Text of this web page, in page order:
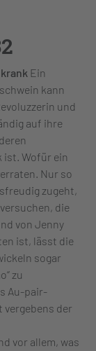
Ein
kann
und
auf ihre
ist. Wofür ein
Nur so
zugeht,
die
von Jenny
ist, lässt die
sogar
zu
Au-pair-
vergebens der
vor allem, was